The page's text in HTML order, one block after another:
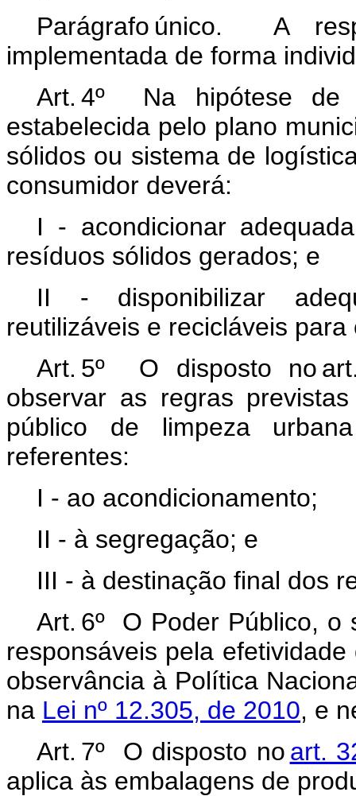
Parágrafo único. A
implementada de forma
Art. 4º Na hipótese de
estabelecida pelo plano
sólidos ou sistema de
consumidor deverá:
I - acondicionar
resíduos sólidos gerados; e
II - disponibilizar
reutilizáveis e recicláveis
Art. 5º O disposto no
observar as regras
público de limpeza
referentes:
I - ao acondicionamento;
II - à segregação; e
III - à destinação final dos
Art. 6º O Poder Público, o
responsáveis pela
observância à Política
na Lei nº 12.305, de 2010, e
Art. 7º O disposto no art.
aplica às embalagens de